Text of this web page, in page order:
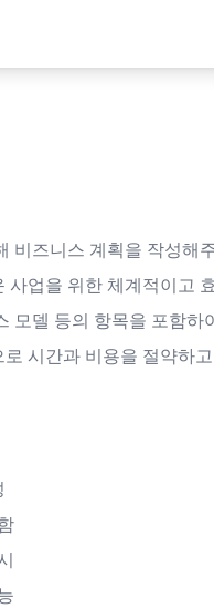
비즈니스 계획을 작성해
업을 위한 체계적이고
모델 등의 항목을 포함
시간과 비용을 절약하